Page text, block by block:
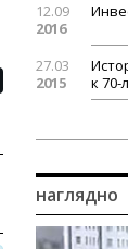
12.09
2016
27.03
2015
к
наглядно